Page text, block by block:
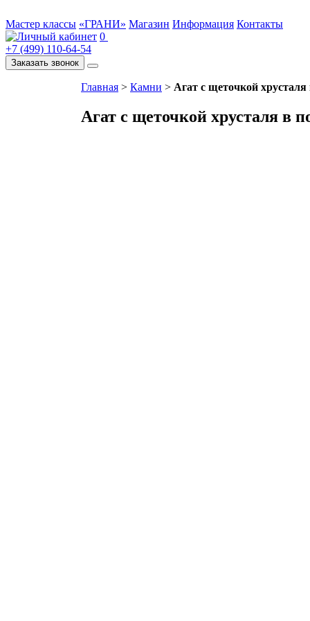
Мастер классы «ГРАНИ» Магазин Информация Контакты
0
+7 (499) 110-64-54
Заказать звонок
Главная > Камни > Агат с щеточкой хрусталя
Агат с щеточкой хрусталя в